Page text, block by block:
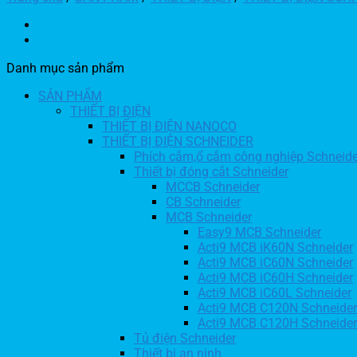
Danh mục sản phẩm
SẢN PHẨM
THIẾT BỊ ĐIỆN
THIẾT BỊ ĐIỆN NANOCO
THIẾT BỊ ĐIỆN SCHNEIDER
Phích cắm,ổ cắm công nghiệp
Thiết bị đóng cắt Schneider
MCCB Schneider
CB Schneider
MCB Schneider
Easy9 MCB Schneider
Acti9 MCB iK60N Schneider
Acti9 MCB iC60N Schneider
Acti9 MCB iC60H Schneider
Acti9 MCB iC60L Schneider
Acti9 MCB C120N Schneider
Acti9 MCB C120H Schneider
Tủ điện Schneider
Thiết bị an ninh